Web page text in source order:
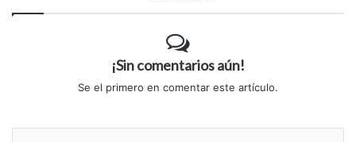
¡Sin comentarios aún!
Se el primero en comentar este artículo.